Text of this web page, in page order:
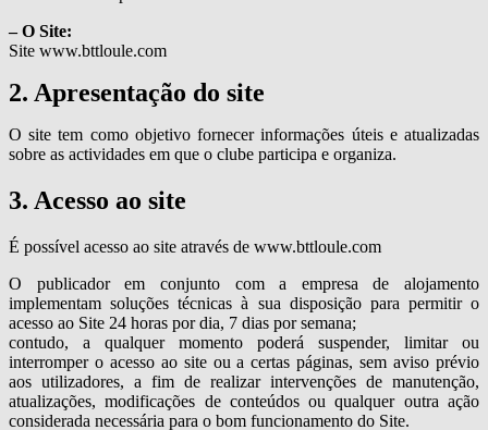
– O Site:
Site www.bttloule.com
2. Apresentação do site
O site tem como objetivo fornecer informações úteis e atualizadas
sobre as actividades em que o clube participa e organiza.
3. Acesso ao site
É possível acesso ao site através de www.bttloule.com
O publicador em conjunto com a empresa de alojamento
implementam soluções técnicas à sua disposição para permitir o
acesso ao Site 24 horas por dia, 7 dias por semana;
contudo, a qualquer momento poderá suspender, limitar ou
interromper o acesso ao site ou a certas páginas, sem aviso prévio
aos utilizadores, a fim de realizar intervenções de manutenção,
atualizações, modificações de conteúdos ou qualquer outra ação
considerada necessária para o bom funcionamento do Site.